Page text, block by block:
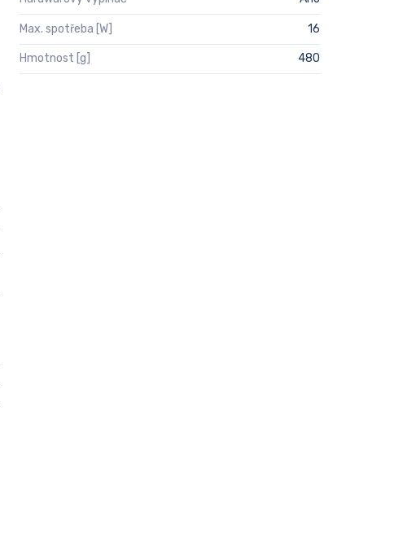
Max. spotřeba [W] 16
Hmotnost [g] 480